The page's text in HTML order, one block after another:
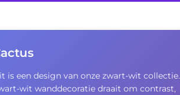
is een design van onze zwart-wit collectie.
wit wanddecoratie draait om contrast,